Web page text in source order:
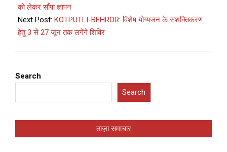
को लेकर सौंपा ज्ञापन
Next Post: KOTPUTLI-BEHROR: विशेष योग्यजन के सशक्तिकरण
हेतु 3 से 27 जून तक लगेंगे शिविर
Search
Search
ताज़ा समाचार